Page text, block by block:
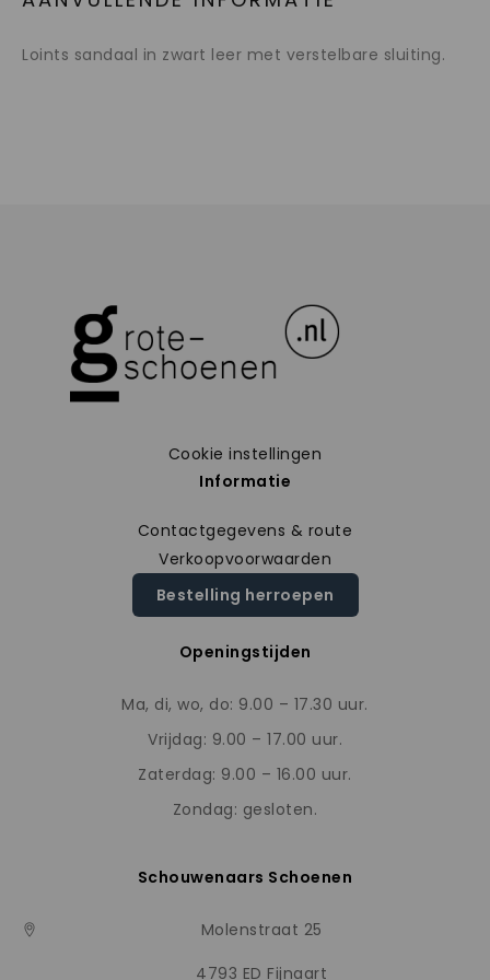
Loints sandaal in zwart leer met verstelbare sluiting.
Cookie instellingen
Informatie
Contactgegevens & route
Verkoopvoorwaarden
Bestelling herroepen
Openingstijden
Ma, di, wo, do: 9.00 – 17.30 uur.
Vrijdag: 9.00 – 17.00 uur.
Zaterdag: 9.00 – 16.00 uur.
Zondag: gesloten.
Schouwenaars Schoenen
Molenstraat 25
4793 ED Fijnaart